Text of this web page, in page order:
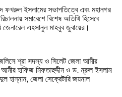
ফখরুল ইসলামের সভাপতিত্বে এবং মহানগর
সমাবেশে বিশেষ অতিথি হিসেবে
জেনারেল এহসানুল মাহবুব জুবায়ের।
শূরা সদস্য ও সিলেট জেলা আমীর
আমীর হাফিজ মিফতাহুদ্দীন ও ড. নূরুল ইসলাম
হান্নান, জেলা সেক্রেটারি জয়নাল